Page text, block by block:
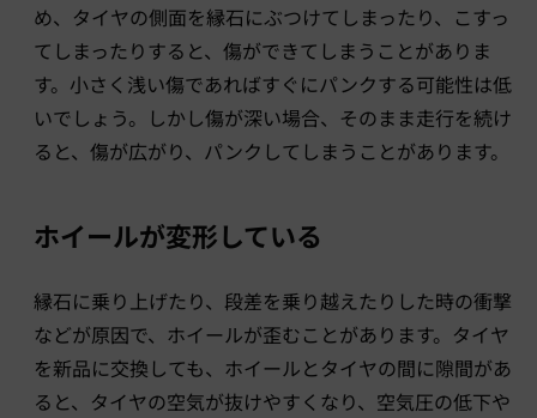
め、タイヤの側面を縁石にぶつけてしまったり、こすっ
てしまったりすると、傷ができてしまうことがありま
す。小さく浅い傷であればすぐにパンクする可能性は低
いでしょう。しかし傷が深い場合、そのまま走行を続け
ると、傷が広がり、パンクしてしまうことがあります。
ホイールが変形している
縁石に乗り上げたり、段差を乗り越えたりした時の衝撃
などが原因で、ホイールが歪むことがあります。タイヤ
を新品に交換しても、ホイールとタイヤの間に隙間があ
ると、タイヤの空気が抜けやすくなり、空気圧の低下や